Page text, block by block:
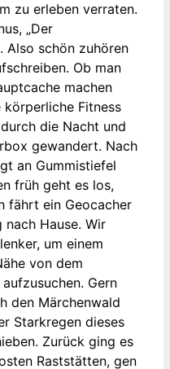
zu erleben verraten.
„Der
Also schön zuhören
Ob man
machen
Fitness
die Nacht und
gewandert. Nach
an Gummistiefel
früh geht es los,
fährt ein Geocacher
Hause. Wir
um einem
von dem
Gern
den Märchenwald
Starkregen dieses
Zurück ging es
Raststätten, gen